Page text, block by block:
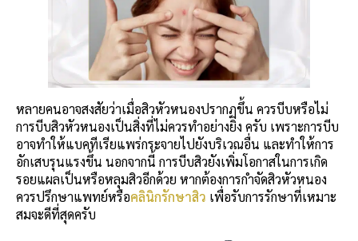
หลายคนอาจสงสัยว่าเมื่อสิวหัวหนองปรากฏขึ้น ควรบีบหรือไม่
การบีบสิวหัวหนองเป็นสิ่งที่ไม่ควรทำอย่างยิ่ง ครับ เพราะการบีบ
อาจทำให้แบคทีเรียแพร่กระจายไปยังบริเวณอื่น และทำให้การ
อักเสบรุนแรงขึ้น นอกจากนี้ การบีบสิวยังเพิ่มโอกาสในการเกิด
รอยแผลเป็นหรือหลุมสิวอีกด้วย หากต้องการกำจัดสิวหัวหนอง
ควรปรึกษาแพทย์หรือคลินิกรักษาสิว เพื่อรับการรักษาที่เหมาะ
สมจะดีที่สุดครับ